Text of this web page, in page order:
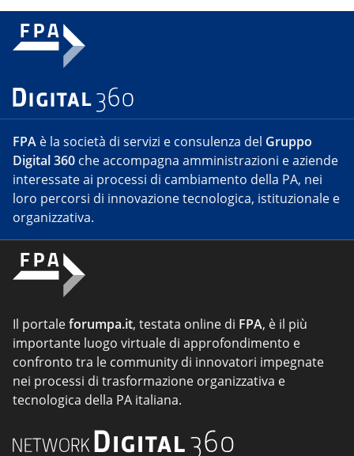
FPA è la società di servizi e consulenza del Gruppo
Digital 360 che accompagna amministrazioni e aziende
interessate ai processi di cambiamento della PA, nei
loro percorsi di innovazione tecnologica, istituzionale e
organizzativa.
Il portaleforumpa.it, testata online di FPA, è il più
importante luogo virtuale di approfondimento e
confronto tra le community di innovatori impegnate
nei processi di trasformazione organizzativa e
tecnologica della PA italiana.